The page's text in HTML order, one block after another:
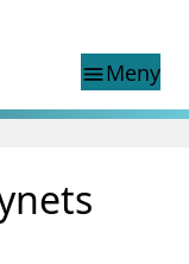
menuMeny
page